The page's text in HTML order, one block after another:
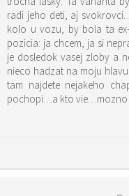
radi jeho deti, aj
kolo u vozu, by bola ta
pozicia: ja chcem, ja si
je dosledok vasej zloby a
nieco hadzat na moju
tam najdete nejakeho
pochopi…a kto vie…mozno